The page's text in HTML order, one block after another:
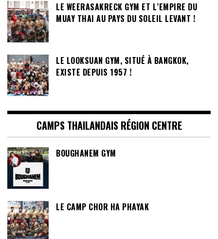
LE WEERASAKRECK GYM ET L’EMPIRE DU
MUAY THAI AU PAYS DU SOLEIL LEVANT !
LE LOOKSUAN GYM, SITUÉ À BANGKOK,
EXISTE DEPUIS 1957 !
CAMPS THAILANDAIS RÉGION CENTRE
BOUGHANEM GYM
LE CAMP CHOR HA PHAYAK